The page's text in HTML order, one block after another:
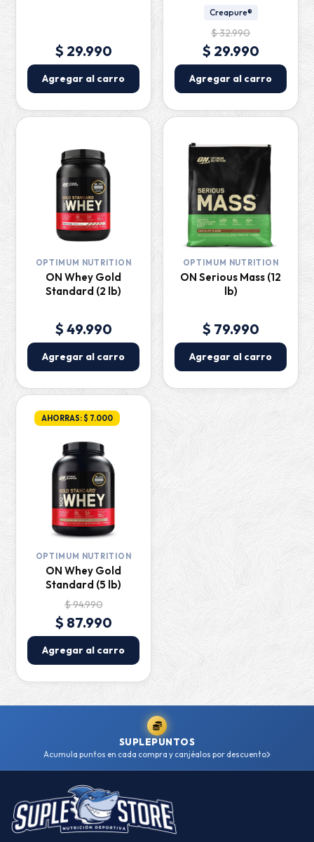
$ 29.990
Agregar al carro
Creapure®
$ 32.990
$ 29.990
Agregar al carro
OPTIMUM NUTRITION
ON Whey Gold
Standard (2 lb)
$ 49.990
Agregar al carro
OPTIMUM NUTRITION
ON Serious Mass (12
lb)
$ 79.990
Agregar al carro
AHORRAS: $ 7.000
OPTIMUM NUTRITION
ON Whey Gold
Standard (5 lb)
$ 94.990
$ 87.990
Agregar al carro
SUPLEPUNTOS
Acumula puntos en cada compra y canjéalos por descuento